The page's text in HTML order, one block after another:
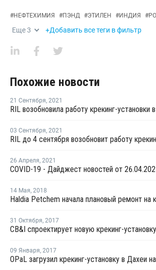
#НЕФТЕХИМИЯ #ПЭНД #ЭТИЛЕН #ИНДИЯ #
Еще3 +Добавить все теги в фильтр
Похожие новости
21 Сентября, 2021
03 Сентября, 2021
26 Апреля, 2021
COVID-19 - Дайджест новостей от
14 Мая, 2018
31 Октября, 2017
09 Января, 2017
OPaL загрузил крекинг-установку в Дахеи